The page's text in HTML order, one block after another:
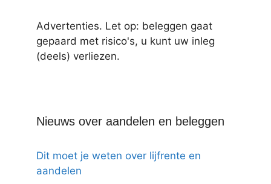
Advertenties. Let op: beleggen gaat
gepaard met risico's, u kunt uw inleg
(deels) verliezen.
Nieuws over aandelen en beleggen
Dit moet je weten over lijfrente en
aandelen